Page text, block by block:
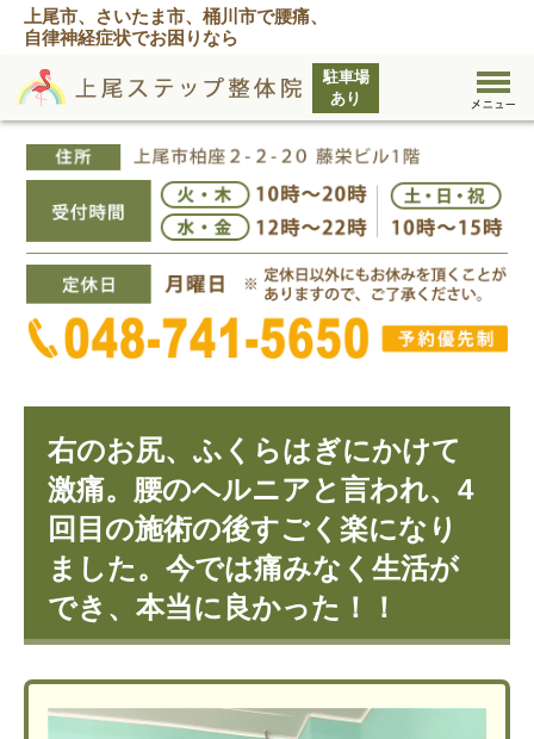
上尾市、さいたま市、桶川市で腰痛、
自律神経症状でお困りなら
右のお尻、ふくらはぎにかけて
激痛。腰のヘルニアと言われ、4
回目の施術の後すごく楽になり
ました。今では痛みなく生活が
でき、本当に良かった！！